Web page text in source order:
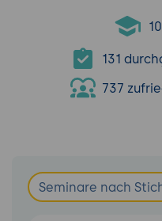
131
737